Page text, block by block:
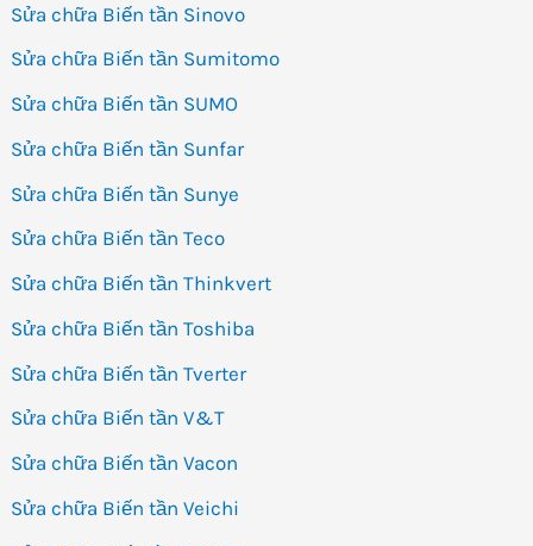
Sửa chữa Biến tần Sinovo
Sửa chữa Biến tần Sumitomo
Sửa chữa Biến tần SUMO
Sửa chữa Biến tần Sunfar
Sửa chữa Biến tần Sunye
Sửa chữa Biến tần Teco
Sửa chữa Biến tần Thinkvert
Sửa chữa Biến tần Toshiba
Sửa chữa Biến tần Tverter
Sửa chữa Biến tần V&T
Sửa chữa Biến tần Vacon
Sửa chữa Biến tần Veichi